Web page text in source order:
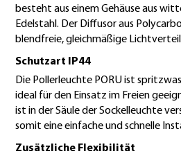
besteht aus einem Gehäuse aus
Edelstahl. Der Diffusor aus
blendfreie, gleichmäßige
Schutzart IP44
Die Pollerleuchte PORU ist
ideal für den Einsatz im Freien
ist in der Säule der Sockelleuchte
somit eine einfache und schnelle
Zusätzliche Flexibilität